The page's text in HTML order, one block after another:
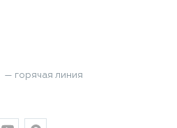
— горячая линия